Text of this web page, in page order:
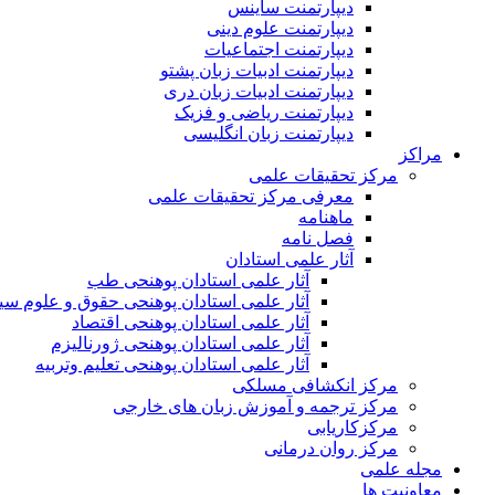
دیپارتمنت ساینس
دیپارتمنت علوم دینی
دیپارتمنت اجتماعیات
دیپارتمنت ادبیات زبان پشتو
دیپارتمنت ادبیات زبان دری
دیپارتمنت ریاضی و فزیک
دیپارتمنت زبان انگلیسی
مراکز
مرکز تحقیقات علمی
معرفی مرکز تحقیقات علمی
ماهنامه
فصل نامه
آثار علمی استادان
آثار علمی استادان پوهنحی طب
آثار علمی استادان پوهنحی حقوق و علوم
آثار علمی استادان پوهنحی اقتصاد
آثار علمی استادان پوهنحی ژورنالیزم
آثار علمی استادان پوهنحی تعلیم وتربیه
مرکز انکشافی مسلکی
مرکز ترجمه و آموزش زبان های خارجی
مرکزکاریابی
مرکز روان درمانی
مجله علمی
معاونیت ها